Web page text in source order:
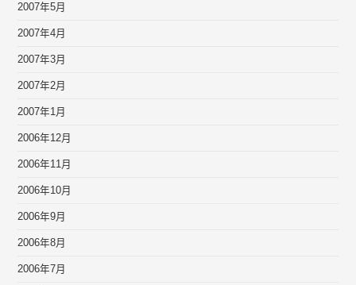
2007年5月
2007年4月
2007年3月
2007年2月
2007年1月
2006年12月
2006年11月
2006年10月
2006年9月
2006年8月
2006年7月